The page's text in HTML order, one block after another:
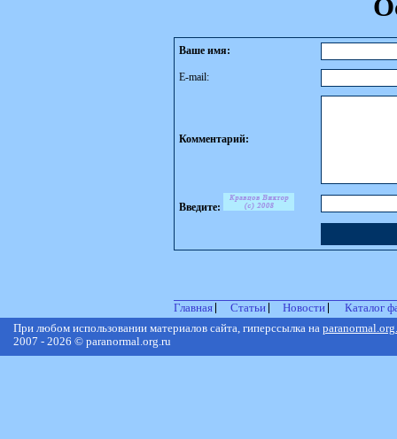
Ваше имя:
E-mail:
Комментарий:
Введите:
Главная Статьи Новости
Каталог
При любом использовании материалов сайта, гиперссылка на
2007 - 2026 © paranormal.org.ru